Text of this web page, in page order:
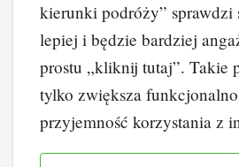
kierunki podróży” sprawdzi
lepiej i będzie bardziej
prostu „kliknij tutaj”. Takie
tylko zwiększa
przyjemność korzystania z